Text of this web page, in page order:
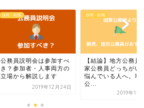
採用・転職
公務員説明会は参加すべ
き？参加者・人事両方の
立場から解説します
2019年12月24日
採用・転職
【結論】地方公務員
家公務員どっちがい
悩んでいる人へ。地
公...
2019年11